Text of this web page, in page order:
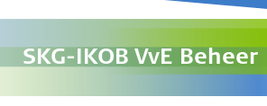
SKG-IKOB VvE Beheer